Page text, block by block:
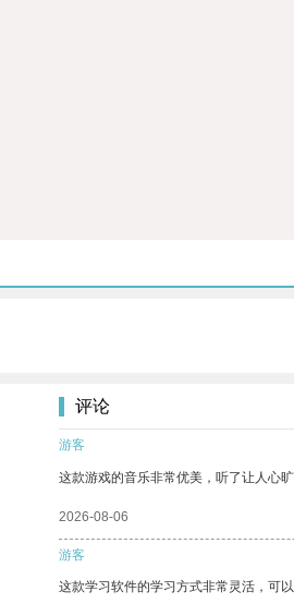
评论
游客
这款游戏的音乐非常优美，听了让人心旷
2026-08-06
游客
这款学习软件的学习方式非常灵活，可